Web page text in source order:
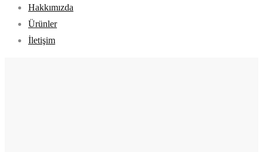
Hakkımızda
Ürünler
İletişim